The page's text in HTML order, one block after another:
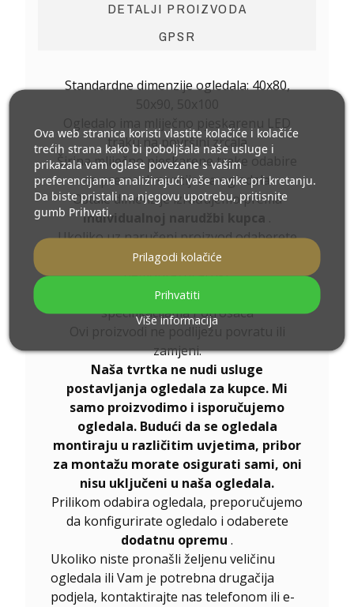
DETALJI PROIZVODA
GPSR
Standardne dimenzije ogledala: 40x80,
traku na površini zrcala
Širina mliječno pjeskarene trake odabire
se prema dimenzijama ogledala
Ostale dimenzije izrađujemo prema
individualnoj narudžbi kupca
Ukoliko uz naručeni proizvod odaberete
dodatnu opremu, isti postaje
nemontažni artikl,
proizvedeni prema individualnim
specifikacijama Potrošača
Ovi proizvodi ne podliježu povratu ili
zamjeni.
Naša tvrtka ne nudi usluge
postavljanja ogledala za kupce. Mi
samo proizvodimo i isporučujemo
ogledala. Budući da se ogledala
montiraju u različitim uvjetima, pribor
za montažu morate osigurati sami, oni
nisu uključeni u naša ogledala.
Prilikom odabira ogledala, preporučujemo
da konfigurirate ogledalo i odaberete
dodatnu opremu .
Ukoliko niste pronašli željenu veličinu
ogledala ili Vam je potrebna drugačija
podjela, kontaktirajte nas telefonom ili e-
Ova web stranica koristi vlastite kolačiće i kolačiće
trećih strana kako bi poboljšala naše usluge i
prikazala vam oglase povezane s vašim
preferencijama analizirajući vaše navike pri kretanju.
Da biste pristali na njegovu upotrebu, pritisnite
gumb Prihvati.
Više informacija
Prilagodi kolačiće
Prihvatiti